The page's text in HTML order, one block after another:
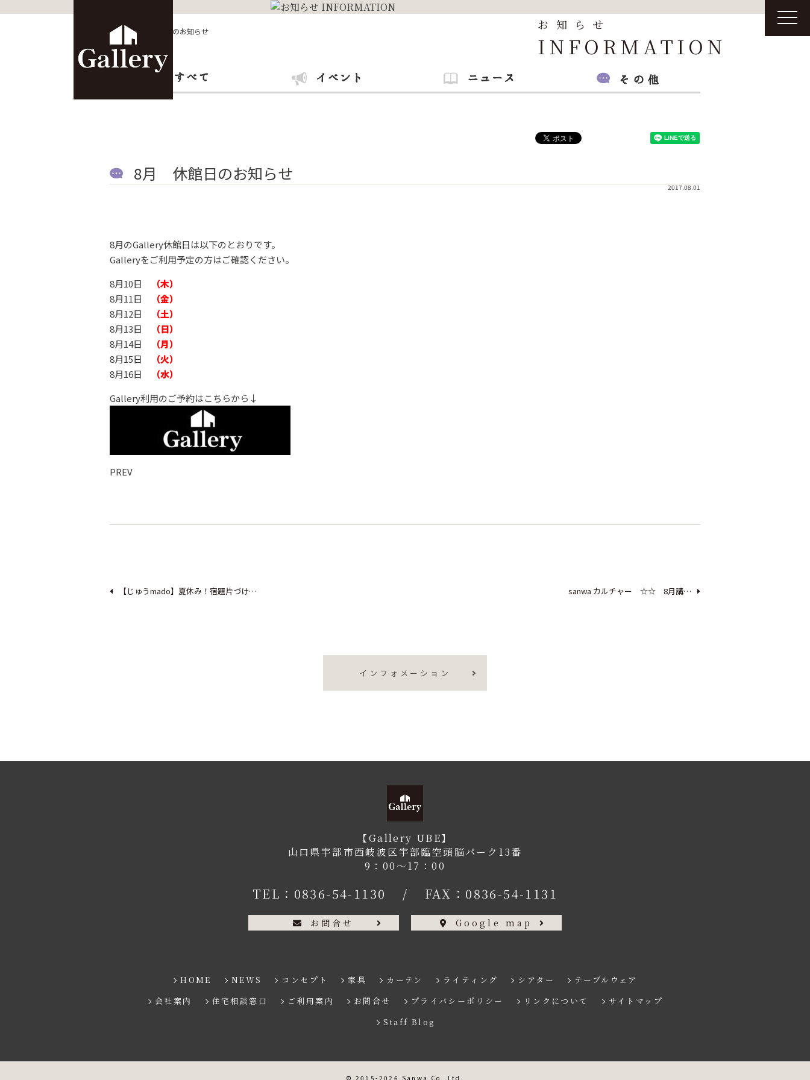
お知らせ
INFORMATION
t
o
その他 >8月 休館日のお知らせ
8月 休館日のお知らせ
2017.08.01
8月のGallery休館日は以下のとおりです。
Galleryをご利用予定の方はご確認ください。
8月10日
（木）
8月11日
（金）
8月12日
（土）
8月13日
（日）
8月14日
（月）
8月15日
（火）
8月16日
（水）
Gallery利用のご予約はこちらから↓
PREV
【じゅうmado】夏休み！宿題片づけ… sanwa カルチャー ☆☆ 8月講…
インフォメーション
【Gallery UBE】
山口県宇部市西岐波区宇部臨空頭脳パーク13番
9：00〜17：00
TEL： 0836-54-1130 / FAX：0836-54-1131
お問合せ Google map
HOME NEWS コンセプト 家具 カーテン ライティング シアター
テーブルウェア
会社案内
住宅相談窓口 ご利用案内 お問合せ プライバシーポリシー リンクについて
サイトマップ
Staff Blog
© 2015-2026 Sanwa Co,.Ltd.